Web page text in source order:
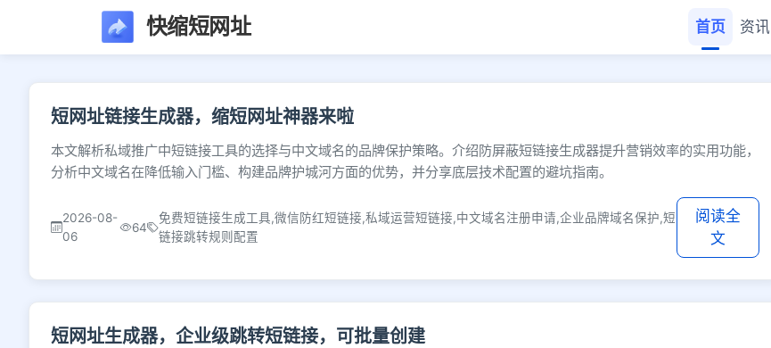
快缩短网址 首页 资讯
文章列表 - 第29页 - 快缩短网址
短网址链接生成器，缩短网址神器来啦
本文解析私域推广中短链接工具的选择与中文域名的品牌保护策略。介绍防屏蔽短链接生成器提升营销效率的实用功能，
分析中文域名在降低输入门槛、构建品牌护城河方面的优势，并分享底层技术配置的避坑指南。
2026-08-
06
64
免费短链接生成工具,微信防红短链接,私域运营短链接,中文域名注册申请,企业品牌域名保护,短
链接跳转规则配置
阅读全
文
短网址生成器，企业级跳转短链接，可批量创建